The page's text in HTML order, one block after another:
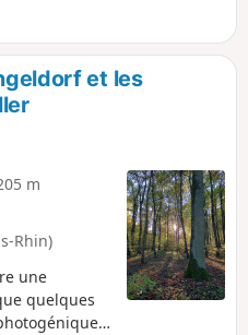
de
et les
m
Rhin)
une
quelques